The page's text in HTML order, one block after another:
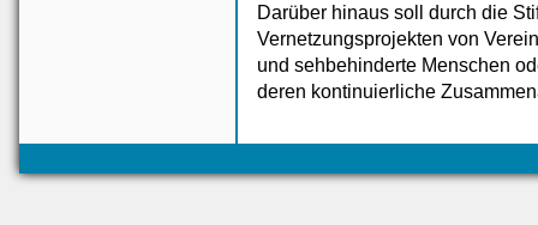
Darüber hinaus soll durch die
Vernetzungsprojekten von
und sehbehinderte Menschen
deren kontinuierliche